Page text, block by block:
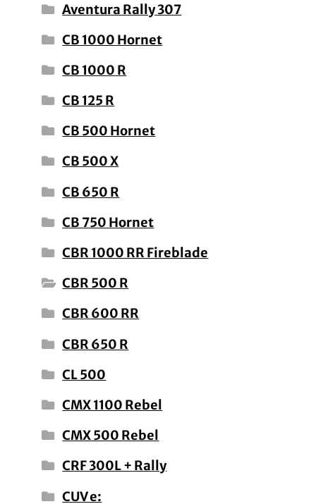
Aventura Rally 307
CB 1000 Hornet
CB 1000 R
CB 125 R
CB 500 Hornet
CB 500 X
CB 650 R
CB 750 Hornet
CBR 1000 RR Fireblade
CBR 500 R
CBR 600 RR
CBR 650 R
CL 500
CMX 1100 Rebel
CMX 500 Rebel
CRF 300L + Rally
CUV e: